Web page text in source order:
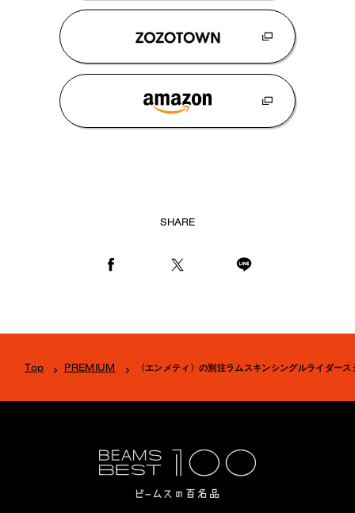
SHARE
Top PREMIUM 〈エンメティ〉の別注ラムスキンシングルライダー